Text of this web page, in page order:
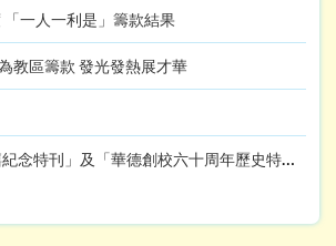
一人一利是」籌款結果
教區籌款 發光發熱展才華
念特刊」及「華德創校六十周年歷史特刊」